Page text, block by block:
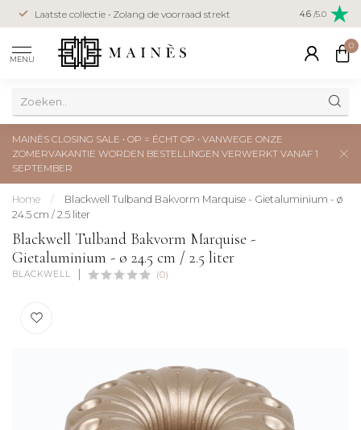
Laatste collectie • Zolang de voorraad strekt Veilig
creditcard
4.6 /5.0
MENU
0
MAINÈS CLOSING SALE • OP = ÉCHT OP • VANWEGE ONZE
ZOMERVAKANTIE WORDEN BESTELLINGEN VERWERKT VANAF 1
SEPTEMBER
Home /
Blackwell Tulband Bakvorm Marquise - Gietaluminium - ø
24.5 cm / 2.5 liter
Blackwell Tulband Bakvorm Marquise -
Gietaluminium - ø 24.5 cm / 2.5 liter
BLACKWELL (0)